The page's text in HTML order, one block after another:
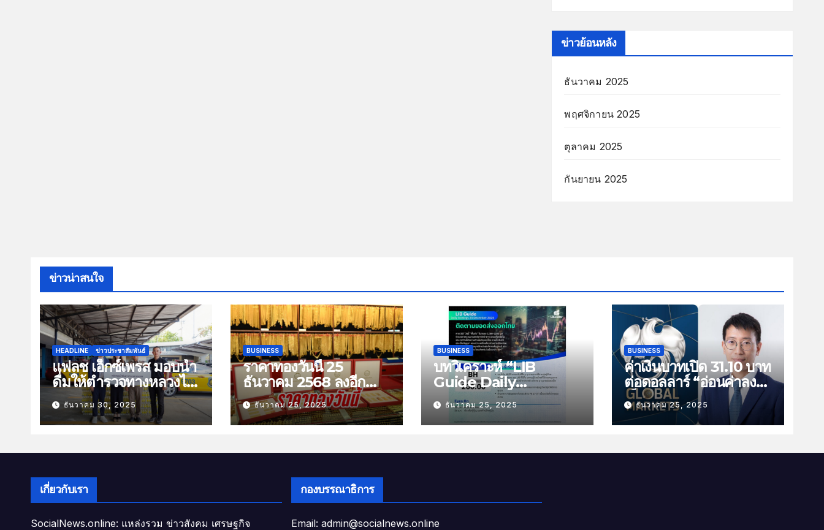
ข่าวย้อนหลัง
ธันวาคม 2025
พฤศจิกายน 2025
ตุลาคม 2025
กันยายน 2025
ข่าวน่าสนใจ
HEADLINE ข่าวประชาสัมพันธ์
แฟลช เอ็กซ์เพรส มอบน้ำ
ดื่มให้ตำรวจทางหลวงไว้
บริการประชาชนช่วง
เทศกาลปีใหม่
ธันวาคม 30, 2025
BUSINESS
ราคาทองวันนี้ 25
ธันวาคม 2568 ลงอีก
100 บาท
ธันวาคม 25, 2025
BUSINESS
บทวิเคราะห์ “LIB
Guide Daily
Strategy” ประจำวัน
พฤหัสที่ 25 ธันวาคม
2568 หัวข้อ “ติดตาม
ธันวาคม 25, 2025
BUSINESS
ค่าเงินบาทเปิด 31.10 บาท
ต่อดอลลาร์ “อ่อนค่าลง
เล็กน้อย”
ธันวาคม 25, 2025
เกี่ยวกับเรา
SocialNews.online: แหล่งรวม ข่าวสังคม เศรษฐกิจ
กองบรรณาธิการ
Email: admin@socialnews.online